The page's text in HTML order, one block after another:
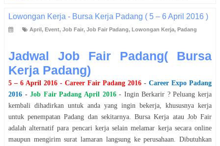
Lowongan Kerja - Bursa Kerja Padang ( 5 – 6 April 2016 )
April, Event, Job Fair, Job Fair Padang, Lowongan Kerja, Padang
Jadwal Job Fair Padang( Bursa
Kerja Padang)
5 – 6 April 2016 - Career Fair Padang 2016 - Career Expo Padang
2016 -Job FairPadang April 2016- Ingin Berkarir ? Peluang kerja
kembali dihadirkan untuk anda yang ingin bekerja, khususnya kerja
untuk penempatanPadang dan sekitarnya. Bursa Kerja atau Job Fair
adalah alternatif para pencari kerja selain melamar kerja secara online
maupun mengirim surat lamaran langsung ke perusahaan. Dibutuhkan